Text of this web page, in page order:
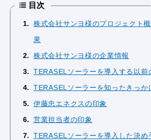
目次
1
株式会社サンヨ様のプロジェクト
果
2
株式会社サンヨ様の企業情報
3
TERASELソーラーを導入する以前
4
TERASELソーラーを知ったきっか
5
伊藤忠エネクスの印象
6
営業担当者の印象
7
TERASELソーラーを導入した決め